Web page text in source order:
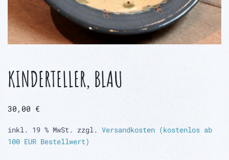
KINDERTELLER, BLAU
30,00 €
inkl. 19 % MwSt. zzgl. Versandkosten (kostenlos ab
100 EUR Bestellwert)